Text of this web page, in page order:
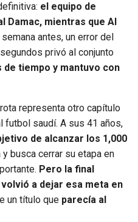
el equipo de
Damac, mientras que Al
semana antes, un error del
privó al conjunto
tiempo y mantuvo con
representa otro capítulo
saudí. A sus 41 años,
de alcanzar los 1,000
y busca cerrar su etapa en
Pero la final
a dejar esa meta en
un título que parecía al